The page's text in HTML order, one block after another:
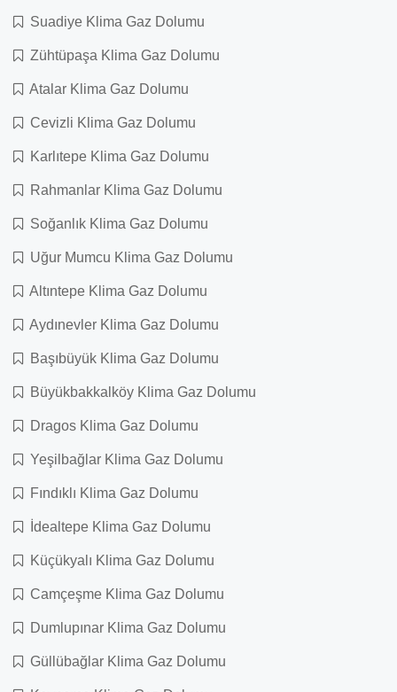
Suadiye Klima Gaz Dolumu
Zühtüpaşa Klima Gaz Dolumu
Atalar Klima Gaz Dolumu
Cevizli Klima Gaz Dolumu
Karlıtepe Klima Gaz Dolumu
Rahmanlar Klima Gaz Dolumu
Soğanlık Klima Gaz Dolumu
Uğur Mumcu Klima Gaz Dolumu
Altıntepe Klima Gaz Dolumu
Aydınevler Klima Gaz Dolumu
Başıbüyük Klima Gaz Dolumu
Büyükbakkalköy Klima Gaz Dolumu
Dragos Klima Gaz Dolumu
Yeşilbağlar Klima Gaz Dolumu
Fındıklı Klima Gaz Dolumu
İdealtepe Klima Gaz Dolumu
Küçükyalı Klima Gaz Dolumu
Camçeşme Klima Gaz Dolumu
Dumlupınar Klima Gaz Dolumu
Güllübağlar Klima Gaz Dolumu